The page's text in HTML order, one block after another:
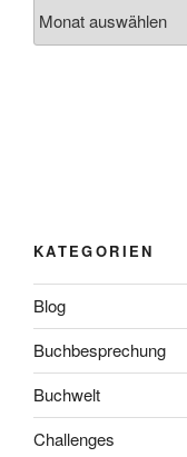
KATEGORIEN
Blog
Buchbesprechung
Buchwelt
Challenges